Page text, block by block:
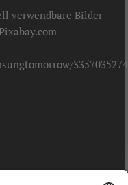
verwendbare Bilder